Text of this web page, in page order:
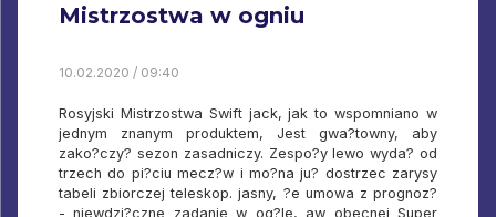
Mistrzostwa w ogniu
10.02.2020 / 09:40
Rosyjski Mistrzostwa Swift jack, jak to wspomniano w
jednym znanym produktem, Jest gwa?towny, aby
zako?czy? sezon zasadniczy. Zespo?y lewo wyda? od
trzech do pi?ciu mecz?w i mo?na ju? dostrzec zarysy
tabeli zbiorczej teleskop. jasny, ?e umowa z prognoz?
- niewdzi?czne zadanie w og?le, aw obecnej Super